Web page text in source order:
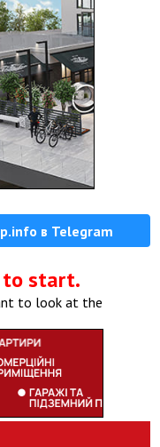
в Telegram
to start.
to look at the